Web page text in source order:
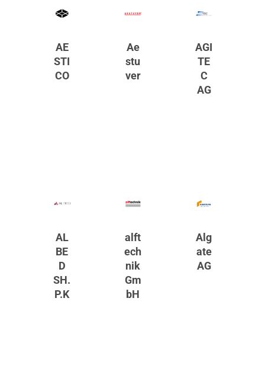
AE
STI
CO
Ae
stu
ver
AGI
TE
C
AG
AL
BE
D
SH.
P.K
alft
ech
nik
Gm
bH
Alg
ate
AG